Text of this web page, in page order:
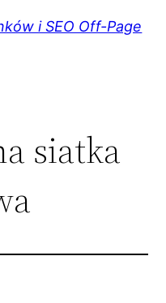
i SEO Off-Page
siatka